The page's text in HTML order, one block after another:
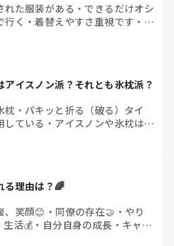
れた服装がある ・ できるだけオシ
行く ・着替えやすさ重視です ・ 病
教えてください)
アイスノン派？それとも氷枕派？
枕 ・ パキッと折る（破る）タイ
している ・ アイスノンや氷枕は使
る理由は？🌈
、笑顔😊 ・ 同僚の存在🤝 ・ やり
生活💰 ・ 自分自身の成長・キャリ